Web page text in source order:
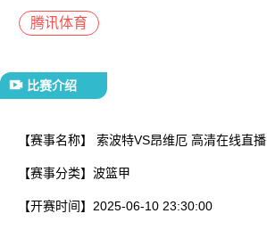
腾讯体育
比赛介绍
【赛事名称】 索波特VS昂维厄 高清在线直播
【赛事分类】 波篮甲
【开赛时间】 2025-06-10 23:30:00